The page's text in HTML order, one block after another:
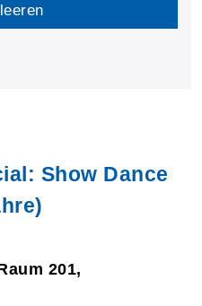
Show Dance
201,